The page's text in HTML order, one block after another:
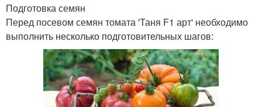
Подготовка семян
Перед посевом семян томата 'Таня F1 арт' необходимо
выполнить несколько подготовительных шагов: